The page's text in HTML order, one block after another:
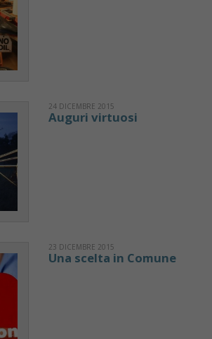
24 DICEMBRE 2015
Auguri virtuosi
23 DICEMBRE 2015
Una scelta in Comune